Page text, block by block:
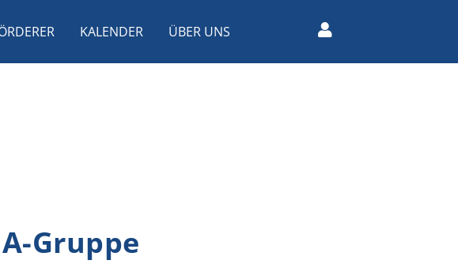
KALENDER ÜBER UNS
Gruppe